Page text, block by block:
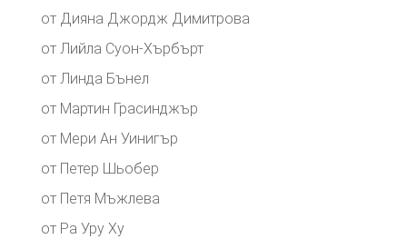
от Дияна Джордж Димитрова
от Лийла Суон-Хърбърт
от Линда Бънел
от Мартин Грасинджър
от Мери Ан Уинигър
от Петер Шьобер
от Петя Мъжлева
от Ра Уру Ху